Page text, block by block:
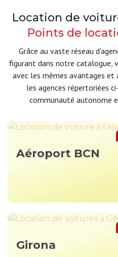
Location de
Points de
Grâce au vaste réseau
figurant dans notre catalogue,
avec les mêmes avantages et
les agences répertoriées
communauté autonome
Aéroport BCN
Girona